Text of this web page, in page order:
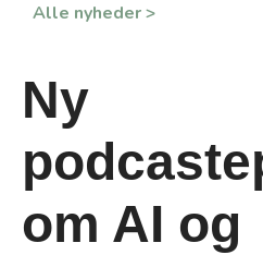
Alle nyheder >
Ny
om AI og